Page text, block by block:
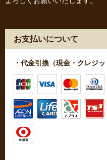
お支払いについて
・代金引換（現金・クレジッ